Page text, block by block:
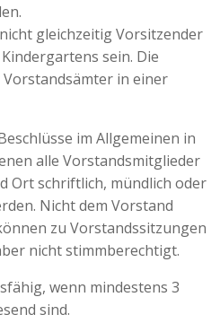
gleichzeitig Vorsitzender
sein. Die
in einer
im Allgemeinen in
alle Vorstandsmitglieder
Ort schriftlich, mündlich oder
Nicht dem Vorstand
zu Vorstandssitzungen
nicht stimmberechtigt.
wenn mindestens 3
sind.